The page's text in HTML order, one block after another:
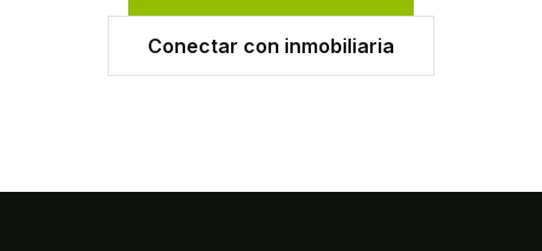
Conectar con inmobiliaria